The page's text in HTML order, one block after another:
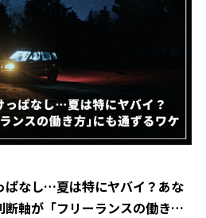
ぱなし…夏は特にヤバイ？あな
軸が「フリーランスの働き